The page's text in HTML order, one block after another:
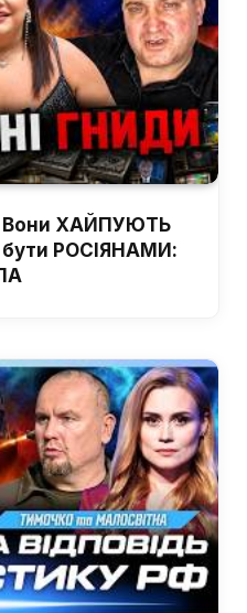
Вони ХАЙПУЮТЬ
бути РОСІЯНАМИ: